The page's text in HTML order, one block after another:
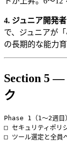
4. ジュニア開発
で、ジュニアが
の長期的な能力育
Section 5
ク
Phase 1（1〜2週目
□ セキュリティポリ
□ ツール選定と全員